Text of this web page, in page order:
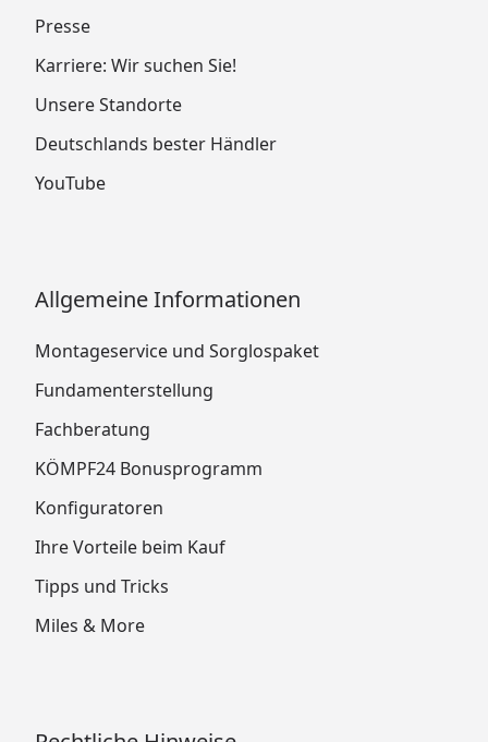
Presse
Karriere: Wir suchen Sie!
Unsere Standorte
Deutschlands bester Händler
YouTube
Allgemeine Informationen
Montageservice und Sorglospaket
Fundamenterstellung
Fachberatung
KÖMPF24 Bonusprogramm
Konfiguratoren
Ihre Vorteile beim Kauf
Tipps und Tricks
Miles & More